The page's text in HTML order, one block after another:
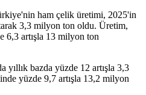
ham çelik üretimi, 2025'in
3,3 milyon ton oldu. Üretim,
6,3 artışla 13 milyon ton
bazda yüzde 12 artışla 3,3
yüzde 9,7 artışla 13,2 milyon